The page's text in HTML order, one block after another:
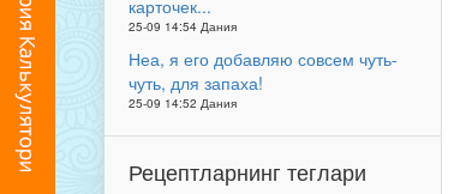
карточек...
25-09 14:54 Дания
Неа, я его добавляю совсем чуть-
чуть, для запаха!
25-09 14:52 Дания
Рецептларнинг теглари